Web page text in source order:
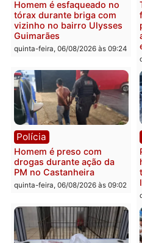
Polícia
Policiais militares
recuperam moto furtada e
Leste
quinta-feira, 06/08/2026 às 09:28
Polícia
Homem é esfaqueado no
vizinho no bairro Ulysses
Guimarães
quinta-feira, 06/08/2026 às 09:24